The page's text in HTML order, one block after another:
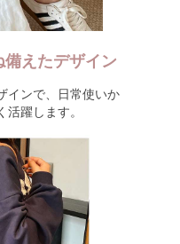
えたデザイン
インで、日常使いか
躍します。